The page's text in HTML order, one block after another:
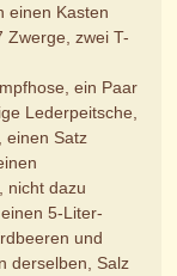
einen Kasten
Zwerge, zwei T-
ein Paar
Lederpeitsche,
einen Satz
nicht dazu
5-Liter-
und
derselben, Salz